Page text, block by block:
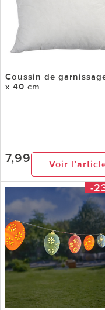
Coussin de
x 40 cm
7,99 Voir
-